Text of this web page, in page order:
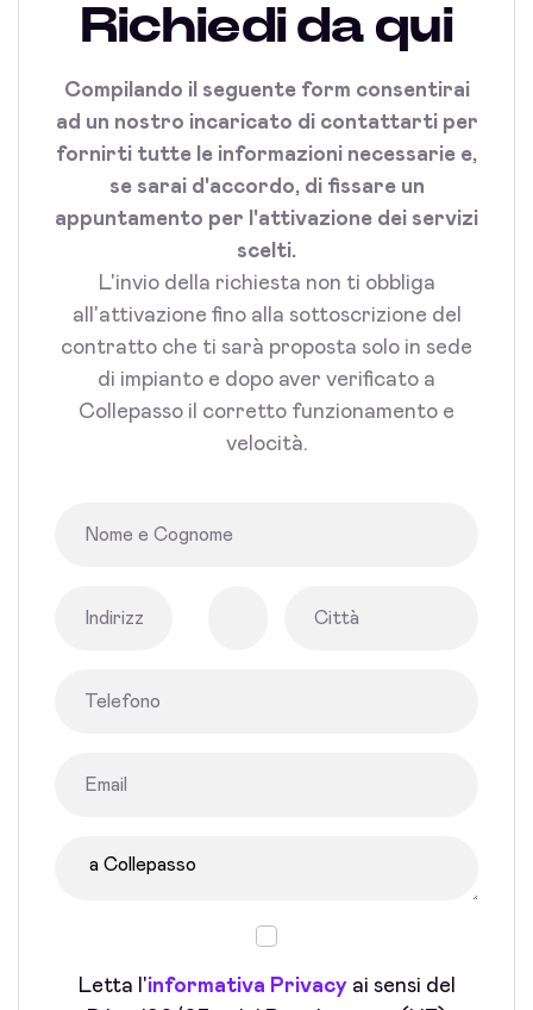
Richiedi da qui
Compilando il seguente form consentirai
ad un nostro incaricato di contattarti per
fornirti tutte le informazioni necessarie e,
se sarai d'accordo, di fissare un
appuntamento per l'attivazione dei servizi
scelti.
L'invio della richiesta non ti obbliga
all'attivazione fino alla sottoscrizione del
contratto che ti sarà proposta solo in sede
di impianto e dopo aver verificato a
Collepasso il corretto funzionamento e
velocità.
Letta l'informativa Privacyai sensi del